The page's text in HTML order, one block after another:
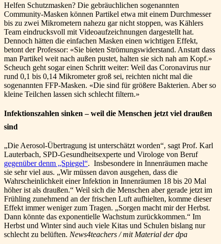
Helfen Schutzmasken? Die gebräuchlichen sogenannten
Community-Masken können Partikel etwa mit einem Durchmesser
bis zu zwei Mikrometern nahezu gar nicht stoppen, was Kählers
Team eindrucksvoll mit Videoaufzeichnungen dargestellt hat.
Dennoch hätten die einfachen Masken einen wichtigen Effekt,
betont der Professor: «Sie bieten Strömungswiderstand. Anstatt dass
man Partikel weit nach außen pustet, halten sie sich nah am Kopf.»
Scheuch geht sogar einen Schritt weiter: Weil das Coronavirus nur
rund 0,1 bis 0,14 Mikrometer groß sei, reichten nicht mal die
sogenannten FFP-Masken. «Die sind für größere Bakterien. Aber so
kleine Teilchen lassen sich schlecht filtern.»
Infektionszahlen sinken – weil die Menschen jetzt viel draußen
sind
„Die Aerosol-Übertragung ist unterschätzt worden“, sagt Prof. Karl
Lauterbach, SPD-Gesundheitsexperte und Virologe von Beruf
gegenüber denm „Spiegel“. Insbesondere in Innenräumen mache
sie sehr viel aus. „Wir müssen davon ausgehen, dass die
Wahrscheinlichkeit einer Infektion in Innenräumen 18 bis 20 Mal
höher ist als draußen.“ Weil sich die Menschen aber gerade jetzt im
Frühling zunehmend an der frischen Luft aufhielten, komme dieser
Effekt immer weniger zum Tragen. „Sorgen macht mir der Herbst.
Dann könnte das exponentielle Wachstum zurückkommen.“ Im
Herbst und Winter sind auch viele Kitas und Schulen bislang nur
schlecht zu belüften. News4teachers / mit Material der dpa